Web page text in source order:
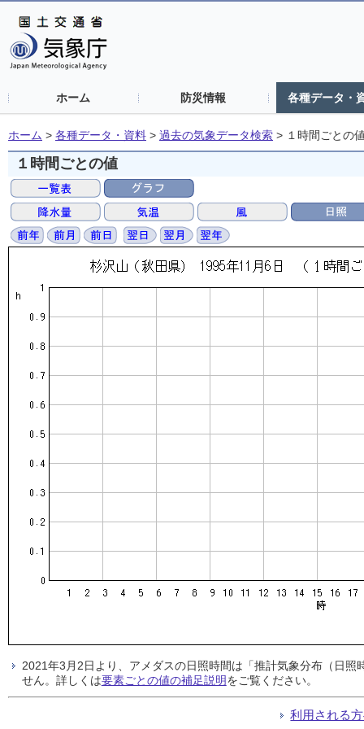
ホーム 防災情報 各種データ・
ホーム > 各種データ・資料 > 過去の気象データ検索 > １時間ごとの
１時間ごとの値
2021年3月2日より、アメダスの日照時間は「推計気象分布（日
せん。詳しくは要素ごとの値の補足説明をご覧ください。
利用される